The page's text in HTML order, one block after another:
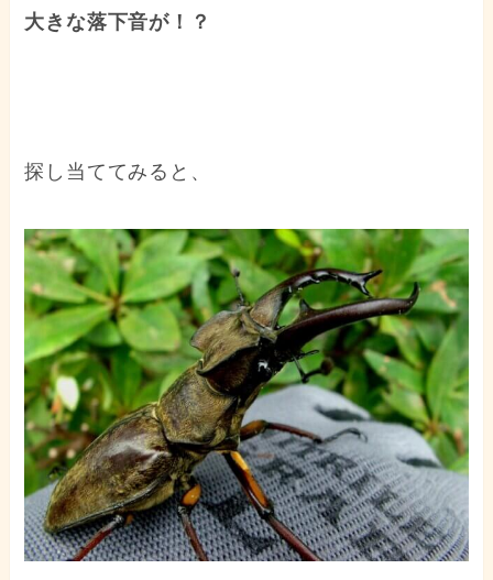
大きな落下音が！？
探し当ててみると、